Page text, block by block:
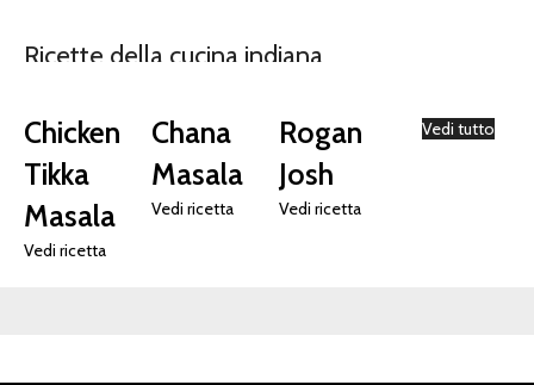
Ricette della cucina indiana
Chicken
Tikka
Masala
Vedi ricetta
Chana
Masala
Vedi ricetta
Rogan
Josh
Vedi ricetta
Vedi tutto